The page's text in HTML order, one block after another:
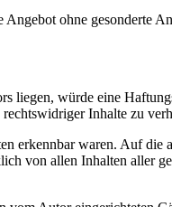
ohne gesonderte
liegen, würde eine
Inhalte zu
erkennbar waren. Auf die
von allen Inhalten aller